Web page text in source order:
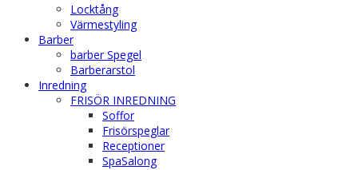
Locktång
Värmestyling
Barber
barber Spegel
Barberarstol
Inredning
FRISÖR INREDNING
Soffor
Frisörspeglar
Receptioner
SpaSalong